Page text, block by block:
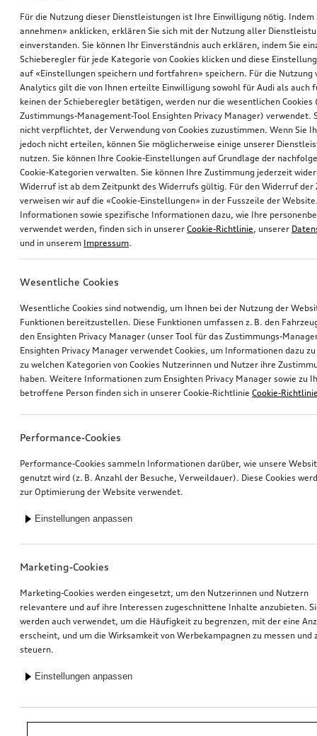
*Unverbindliche Preisempfehlung der Importeurin AMAG Import AG. Inkl.
gesetzlicher MwSt. Preise beim Audi Partner können abweichen; weitere
Für die Nutzung dieser Dienstleistungen ist Ihre Einwilligung nötig. Indem
annehmen» anklicken, erklären Sie sich mit der Nutzung aller
einverstanden. Sie können Ihr Einverständnis auch erklären, indem Sie
Schieberegler für jede Kategorie von Cookies klicken und diese
auf «Einstellungen speichern und fortfahren» speichern. Für die Nutzung
Analytics gilt die von Ihnen erteilte Einwilligung sowohl für Audi als auch
keinen der Schieberegler betätigen, werden nur die wesentlichen Cookies
Zustimmungs-Management-Tool Ensighten Privacy Manager) verwendet.
nicht verpflichtet, der Verwendung von Cookies zuzustimmen. Wenn Sie
jedoch nicht erteilen, können Sie möglicherweise einige unserer
nutzen. Sie können Ihre Cookie-Einstellungen auf Grundlage der
Cookie-Kategorien verwalten. Sie können Ihre Zustimmung jederzeit
Widerruf ist ab dem Zeitpunkt des Widerrufs gültig. Für den Widerruf der
verweisen wir auf die «Cookie-Einstellungen» in der Fusszeile der
Informationen sowie spezifische Informationen dazu, wie Ihre
verwendet werden, finden sich in unserer Cookie-Richtlinie, unserer
und in unserem Impressum.
Wesentliche Cookies
Wesentliche Cookies sind notwendig, um Ihnen bei der Nutzung der
Funktionen bereitzustellen. Diese Funktionen umfassen z. B. den
den Ensighten Privacy Manager (unser Tool für das Zustimmungs-
Ensighten Privacy Manager verwendet Cookies, um Informationen dazu
zu welchen Kategorien von Cookies Nutzerinnen und Nutzer ihre
haben. Weitere Informationen zum Ensighten Privacy Manager sowie zu
betroffene Person finden sich in unserer Cookie-Richtlinie Cookie-
Performance-Cookies
Performance-Cookies sammeln Informationen darüber, wie unsere
genutzt wird (z. B. Anzahl der Besuche, Verweildauer). Diese Cookies
zur Optimierung der Website verwendet.
Einstellungen anpassen
Marketing-Cookies
Marketing-Cookies werden eingesetzt, um den Nutzerinnen und Nutzern
relevantere und auf ihre Interessen zugeschnittene Inhalte anzubieten.
werden auch verwendet, um die Häufigkeit zu begrenzen, mit der eine
erscheint, und um die Wirksamkeit von Werbekampagnen zu messen und
steuern.
Einstellungen anpassen